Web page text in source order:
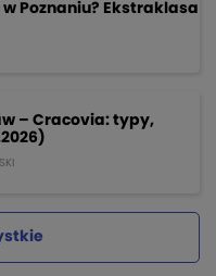
Poznaniu? Ekstraklasa
– Cracovia: typy,